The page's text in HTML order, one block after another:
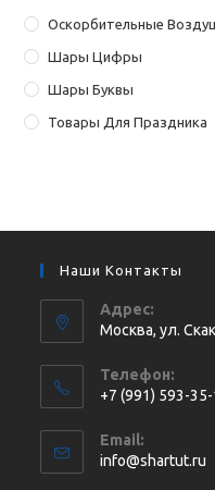
Оскорбительные
Шары Цифры
Шары Буквы
Товары Для Праздника
Наши Контакты
Адрес:
Москва, ул.
Телефон:
+7 (991) 593-
в
вашем
Email:
info@shartut.ru